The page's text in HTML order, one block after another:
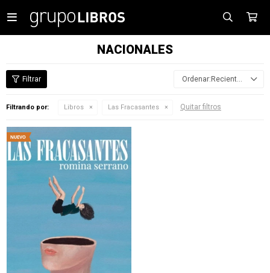

NACIONALES
Recientes
Filtrando por: Libros Las Fracasantes Quitar filtros